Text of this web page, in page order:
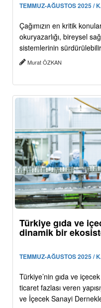
TEMMUZ-AĞUSTOS 2025 /
Çağımızın en kritik
okuryazarlığı, bireysel
sistemlerinin
Murat ÖZKAN
Türkiye gıda ve
dinamik bir
TEMMUZ-AĞUSTOS 2025 /
Türkiye’nin gıda ve
ticaret fazlası veren
ve İçecek Sanayi